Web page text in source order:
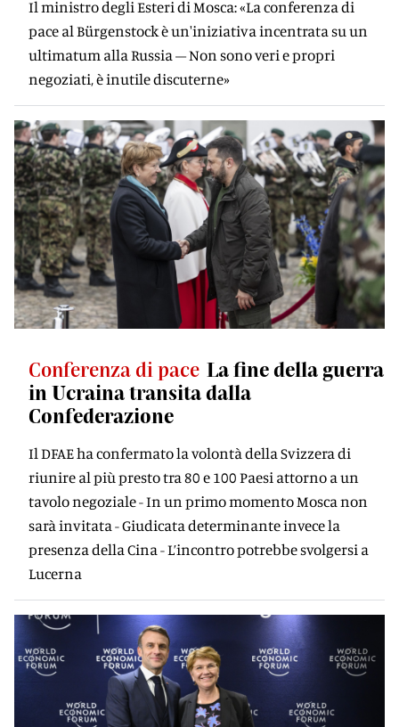
Il ministro degli Esteri di Mosca: «La conferenza di
pace al Bürgenstock è un'iniziativa incentrata su un
ultimatum alla Russia – Non sono veri e propri
negoziati, è inutile discuterne»
Conferenza di pace La fine della guerra
in Ucraina transita dalla
Confederazione
Il DFAE ha confermato la volontà della Svizzera di
riunire al più presto tra 80 e 100 Paesi attorno a un
tavolo negoziale - In un primo momento Mosca non
sarà invitata - Giudicata determinante invece la
presenza della Cina - L’incontro potrebbe svolgersi a
Lucerna